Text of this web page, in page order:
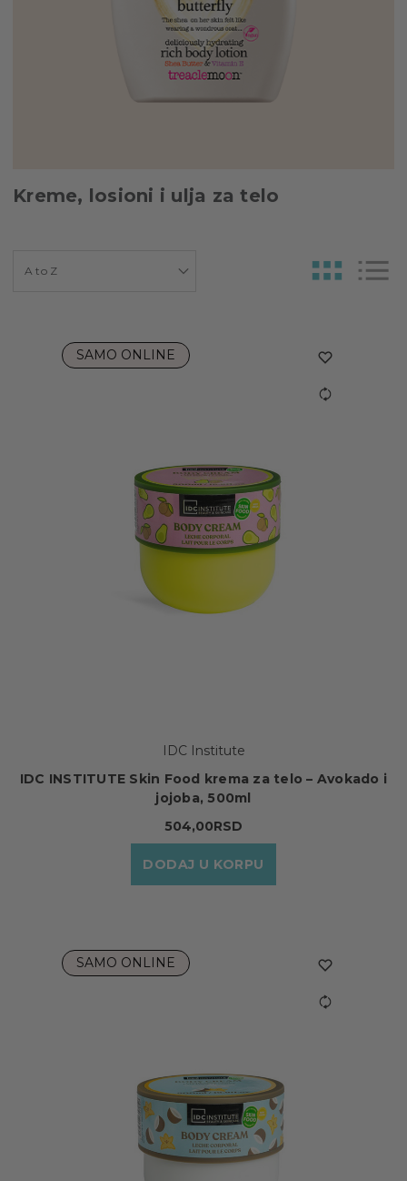
Kreme, losioni i ulja za telo
SAMO ONLINE
IDC Institute
IDC INSTITUTE Skin Food krema za telo – Avokado i
jojoba, 500ml
504,00RSD
DODAJ U KORPU
SAMO ONLINE